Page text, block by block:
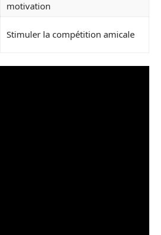
motivation
Stimuler la compétition amicale